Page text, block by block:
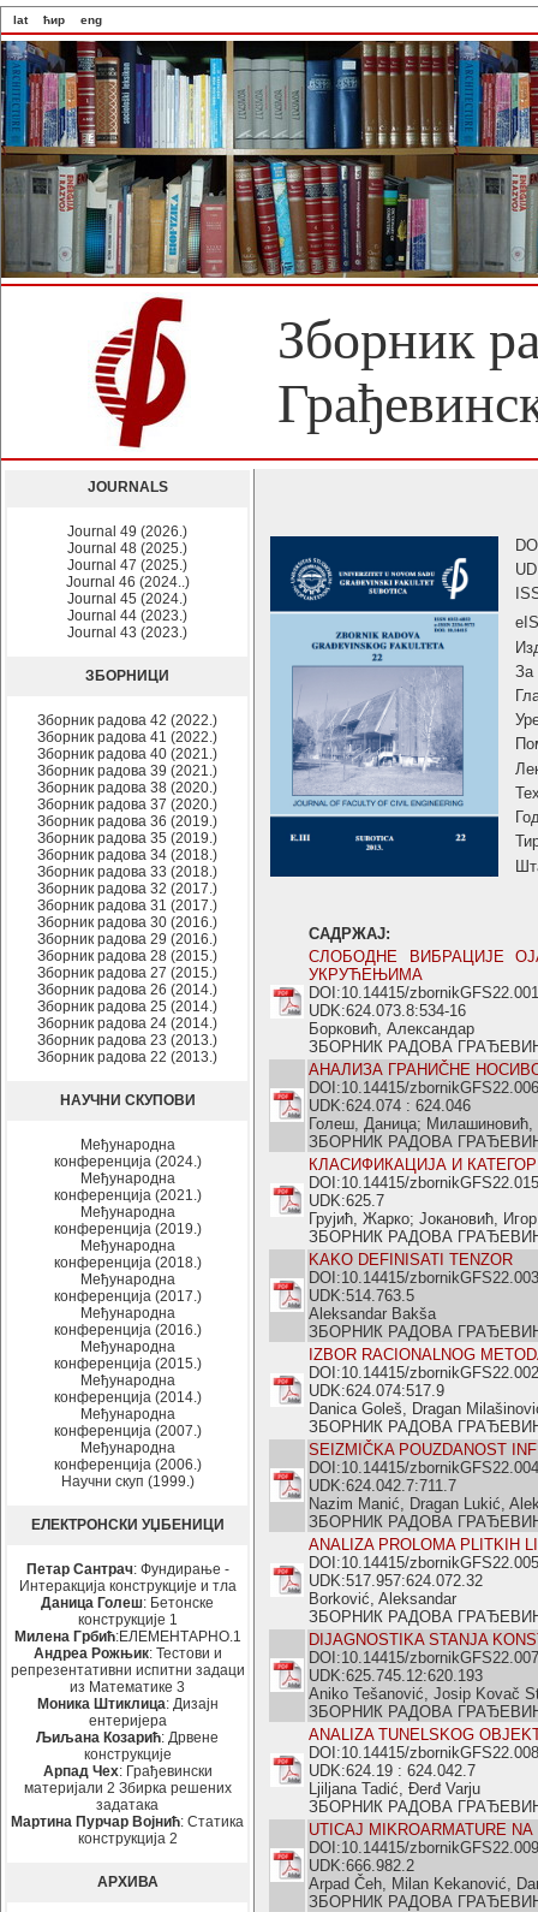
lat ћир eng
Зборник
JOURNALS
Journal 49 (2026.)
Journal 48 (2025.)
Journal 47 (2025.)
Journal 46 (2024..)
Journal 45 (2024.)
Journal 44 (2023.)
Journal 43 (2023.)
ЗБОРНИЦИ
Зборник радова 42 (2022.)
Зборник радова 41 (2022.)
Зборник радова 40 (2021.)
Зборник радова 39 (2021.)
Зборник радова 38 (2020.)
Зборник радова 37 (2020.)
Зборник радова 36 (2019.)
Зборник радова 35 (2019.)
Зборник радова 34 (2018.)
Зборник радова 33 (2018.)
Зборник радова 32 (2017.)
Зборник радова 31 (2017.)
Зборник радова 30 (2016.)
Зборник радова 29 (2016.)
Зборник радова 28 (2015.)
Зборник радова 27 (2015.)
Зборник радова 26 (2014.)
Зборник радова 25 (2014.)
Зборник радова 24 (2014.)
Зборник радова 23 (2013.)
Зборник радова 22 (2013.)
НАУЧНИ СКУПОВИ
Међународна
конференција (2024.)
Међународна
конференција (2021.)
Међународна
конференција (2019.)
Међународна
конференција (2018.)
Међународна
конференција (2017.)
Међународна
конференција (2016.)
Међународна
конференција (2015.)
Међународна
конференција (2014.)
Међународна
конференција (2007.)
Међународна
конференција (2006.)
Научни скуп (1999.)
ЕЛЕКТРОНСКИ УЏБЕНИЦИ
Петар Сантрач: Фундирање -
Интеракција конструкције и тла
Даница Голеш: Бетонске
конструкције 1
Милена Грбић:ЕЛЕМЕНТАРНО.1
Андреа Рожњик: Тестови и
репрезентативни испитни задаци
из Математике 3
Моника Штиклица: Дизајн
ентеријера
Љиљана Козарић: Дрвене
конструкције
Арпад Чех: Грађевински
материјали 2 Збирка решених
задатака
Мартина Пурчар Војнић: Статика
конструкција 2
АРХИВА
За
САДРЖАЈ:
СЛОБОДНЕ ВИБРАЦИЈЕ
УКРУЋЕЊИМА
DOI:10.14415/zbornikGFS22.001
UDK:624.073.8:534-16
Борковић, Александар
ЗБОРНИК РАДОВА
АНАЛИЗА ГРАНИČНЕ
DOI:10.14415/zbornikGFS22.006
UDK:624.074 : 624.046
Голеш, Даница;
ЗБОРНИК РАДОВА
КЛАСИФИКАЦИЈА И
DOI:10.14415/zbornikGFS22.015
UDK:625.7
Грујић, Жарко; Јокановић, Игор
ЗБОРНИК РАДОВА
KAKO DEFINISATI TENZOR
DOI:10.14415/zbornikGFS22.003
UDK:514.763.5
Aleksandar Bakša
ЗБОРНИК РАДОВА
IZBOR RACIONALNOG
DOI:10.14415/zbornikGFS22.002
UDK:624.074:517.9
Danica Goleš, Dragan
ЗБОРНИК РАДОВА
SEIZMIČKA POUZDANOST
DOI:10.14415/zbornikGFS22.004
UDK:624.042.7:711.7
Nazim Manić, Dragan Lukić,
ЗБОРНИК РАДОВА
ANALIZA PROLOMA PLITKIH
DOI:10.14415/zbornikGFS22.005
UDK:517.957:624.072.32
Borković, Aleksandar
ЗБОРНИК РАДОВА
DIJAGNOSTIKA STANJA
DOI:10.14415/zbornikGFS22.007
UDK:625.745.12:620.193
Aniko Tešanović, Josip Kovač
ЗБОРНИК РАДОВА
ANALIZA TUNELSKOG
DOI:10.14415/zbornikGFS22.008
UDK:624.19 : 624.042.7
Ljiljana Tadić, Đerđ Varju
ЗБОРНИК РАДОВА
UTICAJ MIKROARMATURE
DOI:10.14415/zbornikGFS22.009
UDK:666.982.2
Arpad Čeh, Milan Kekanović,
ЗБОРНИК РАДОВА